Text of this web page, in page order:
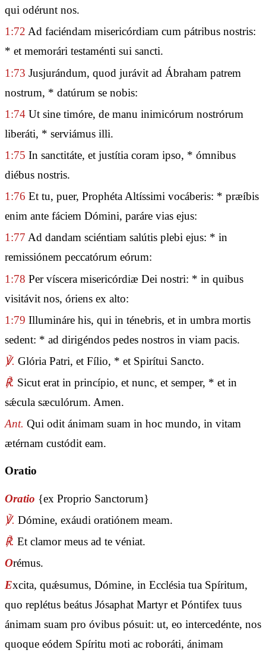
qui odérunt nos.
1:72 Ad faciéndam misericórdiam cum pátribus nostris:
* et memorári testaménti sui sancti.
1:73 Jusjurándum, quod jurávit ad Ábraham patrem
nostrum, * datúrum se nobis:
1:74 Ut sine timóre, de manu inimicórum nostrórum
liberáti, * serviámus illi.
1:75 In sanctitáte, et justítia coram ipso, * ómnibus
diébus nostris.
1:76 Et tu, puer, Prophéta Altíssimi vocáberis: * præíbis
enim ante fáciem Dómini, paráre vias ejus:
1:77 Ad dandam sciéntiam salútis plebi ejus: * in
remissiónem peccatórum eórum:
1:78 Per víscera misericórdiæ Dei nostri: * in quibus
visitávit nos, óriens ex alto:
1:79 Illumináre his, qui in ténebris, et in umbra mortis
sedent: * ad dirigéndos pedes nostros in viam pacis.
℣. Glória Patri, et Fílio, * et Spirítui Sancto.
℟. Sicut erat in princípio, et nunc, et semper, * et in
sǽcula sæculórum. Amen.
Ant. Qui odit ánimam suam in hoc mundo, in vitam
ætérnam custódit eam.
Oratio
Oratio {ex Proprio Sanctorum}
℣. Dómine, exáudi oratiónem meam.
℟. Et clamor meus ad te véniat.
Orémus.
Excita, quǽsumus, Dómine, in Ecclésia tua Spíritum,
quo replétus beátus Jósaphat Martyr et Póntifex tuus
ánimam suam pro óvibus pósuit: ut, eo intercedénte, nos
quoque eódem Spíritu moti ac roboráti, ánimam